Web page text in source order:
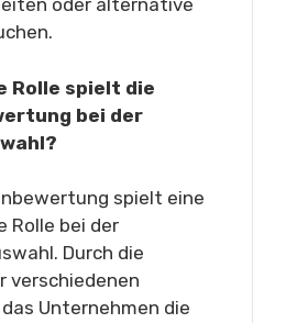
oder alternative
Rolle spielt die
bei der
spielt eine
Rolle bei der
Durch die
verschiedenen
Unternehmen die